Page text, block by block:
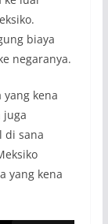
biaya
negaranya.
kena
juga
di sana
yang kena